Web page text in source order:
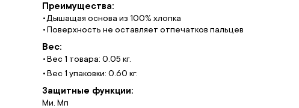
Преимущества:
Дышащая основа из 100% хлопка
Поверхность не оставляет отпечатков пальцев
Вес:
Вес 1 товара: 0.05 кг.
Вес 1 упаковки: 0.60 кг.
Защитные функции:
Ми. Мп